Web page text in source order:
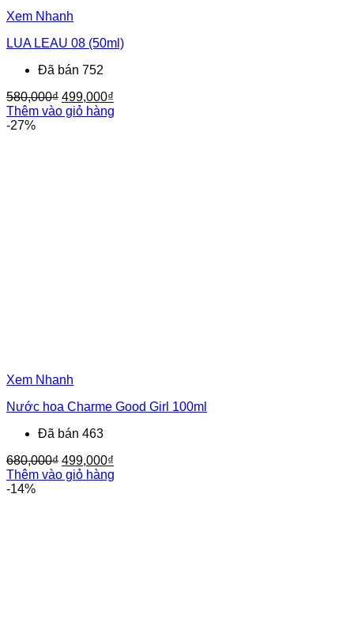
Xem Nhanh
LUA LEAU 08 (50ml)
Đã bán 752
580,000₫ Giá
gốc
499,000₫
hiện
Thêm vào giỏ hàng
-27%
Xem Nhanh
Nước hoa Charme Good Girl 100ml
Đã bán 463
680,000₫ Giá
gốc
499,000₫
hiện
Thêm vào giỏ hàng
-14%